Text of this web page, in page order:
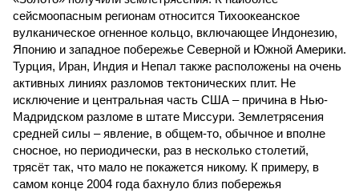
сейсмоопасным регионам относится Тихоокеанское
вулканическое огненное кольцо, включающее Индонезию,
Японию и западное побережье Северной и Южной Америки.
Турция, Иран, Индия и Непал также расположены на очень
активных линиях разломов тектонических плит. Не
исключение и центральная часть США – причина в Нью-
Мадридском разломе в штате Миссури. Землетрясения
средней силы – явление, в общем-то, обычное и вполне
сносное, но периодически, раз в несколько столетий,
трясёт так, что мало не покажется никому. К примеру, в
самом конце 2004 года бахнуло близ побережья